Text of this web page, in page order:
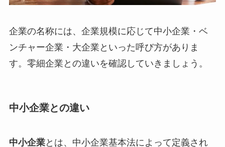
企業の名称には、企業規模に応じて中小企業・ベ
ンチャー企業・大企業といった呼び方がありま
す。零細企業との違いを確認していきましょう。
中小企業との違い
中小企業とは、中小企業基本法によって定義され